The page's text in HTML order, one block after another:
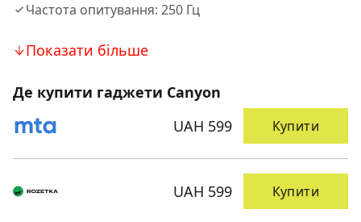
Частота опитування: 250 Гц
Показати більше
Де купити гаджети Canyon
UAH 599
Купити
UAH 599 Купити